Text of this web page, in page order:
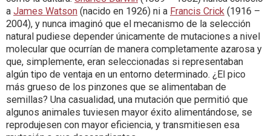
a James Watson (nacido en 1926) ni a Francis Crick (1916 –
2004), y nunca imaginó que el mecanismo de la selección
natural pudiese depender únicamente de mutaciones a nivel
molecular que ocurrían de manera completamente azarosa y
que, simplemente, eran seleccionadas si representaban
algún tipo de ventaja en un entorno determinado. ¿El pico
más grueso de los pinzones que se alimentaban de
semillas? Una casualidad, una mutación que permitió que
algunos animales tuviesen mayor éxito alimentándose, se
reprodujesen con mayor eficiencia, y transmitiesen esa